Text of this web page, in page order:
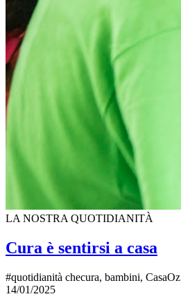
LA NOSTRA QUOTIDIANITÀ
Cura è sentirsi a casa
#quotidianità checura, bambini, CasaOz
14/01/2025